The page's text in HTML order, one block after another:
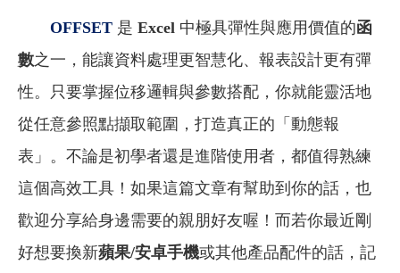
OFFSET 是 Excel 中極具彈性與應用價值的函
數之一，能讓資料處理更智慧化、報表設計更有彈
性。只要掌握位移邏輯與參數搭配，你就能靈活地
從任意參照點擷取範圍，打造真正的「動態報
表」。不論是初學者還是進階使用者，都值得熟練
這個高效工具！如果這篇文章有幫助到你的話，也
歡迎分享給身邊需要的親朋好友喔！而若你最近剛
好想要換新蘋果/安卓手機或其他產品配件的話，記